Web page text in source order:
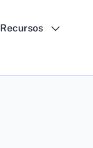
Recursos